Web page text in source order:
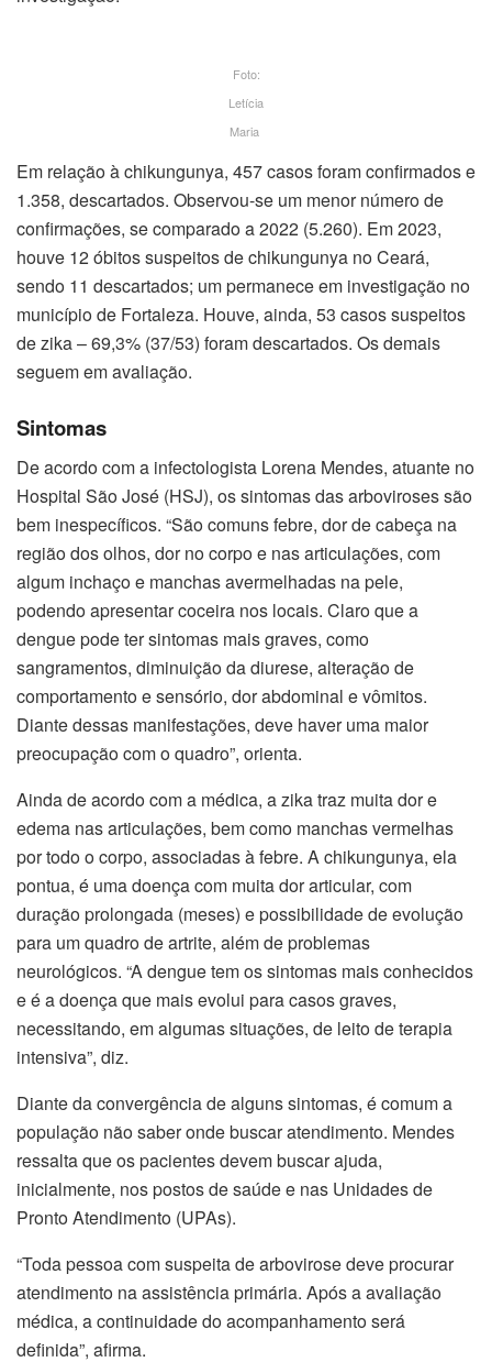
Foto:
Letícia
Maria
Em relação à chikungunya, 457 casos foram confirmados e
1.358, descartados. Observou-se um menor número de
confirmações, se comparado a 2022 (5.260). Em 2023,
houve 12 óbitos suspeitos de chikungunya no Ceará,
sendo 11 descartados; um permanece em investigação no
município de Fortaleza. Houve, ainda, 53 casos suspeitos
de zika – 69,3% (37/53) foram descartados. Os demais
seguem em avaliação.
Sintomas
De acordo com a infectologista Lorena Mendes, atuante no
Hospital São José (HSJ), os sintomas das arboviroses são
bem inespecíficos. “São comuns febre, dor de cabeça na
região dos olhos, dor no corpo e nas articulações, com
algum inchaço e manchas avermelhadas na pele,
podendo apresentar coceira nos locais. Claro que a
dengue pode ter sintomas mais graves, como
sangramentos, diminuição da diurese, alteração de
comportamento e sensório, dor abdominal e vômitos.
Diante dessas manifestações, deve haver uma maior
preocupação com o quadro”, orienta.
Ainda de acordo com a médica, a zika traz muita dor e
edema nas articulações, bem como manchas vermelhas
por todo o corpo, associadas à febre. A chikungunya, ela
pontua, é uma doença com muita dor articular, com
duração prolongada (meses) e possibilidade de evolução
para um quadro de artrite, além de problemas
neurológicos. “A dengue tem os sintomas mais conhecidos
e é a doença que mais evolui para casos graves,
necessitando, em algumas situações, de leito de terapia
intensiva”, diz.
Diante da convergência de alguns sintomas, é comum a
população não saber onde buscar atendimento. Mendes
ressalta que os pacientes devem buscar ajuda,
inicialmente, nos postos de saúde e nas Unidades de
Pronto Atendimento (UPAs).
“Toda pessoa com suspeita de arbovirose deve procurar
atendimento na assistência primária. Após a avaliação
médica, a continuidade do acompanhamento será
definida”, afirma.